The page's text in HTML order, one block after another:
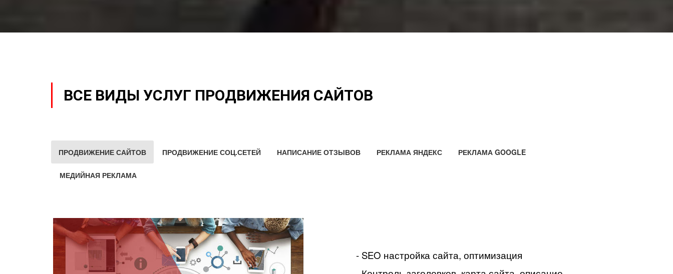
ВСЕ ВИДЫ УСЛУГ ПРОДВИЖЕНИЯ САЙТОВ
ПРОДВИЖЕНИЕ САЙТОВ ПРОДВИЖЕНИЕ СОЦ.СЕТЕЙ НАПИСАНИЕ ОТЗЫВОВ РЕКЛАМА ЯНДЕКС РЕКЛАМА GOOGLE
МЕДИЙНАЯ РЕКЛАМА
- SEO настройка сайта, оптимизация